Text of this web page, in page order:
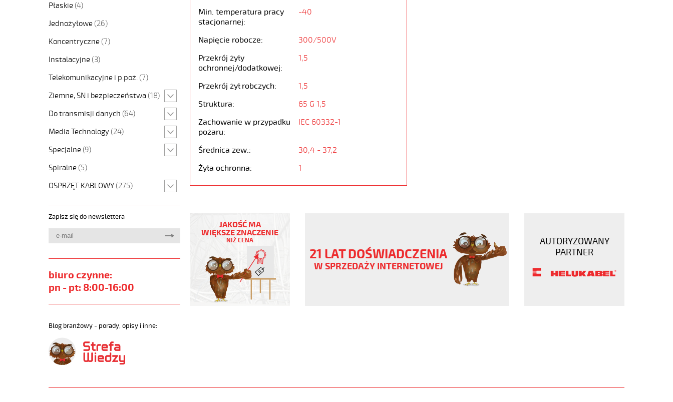
Płaskie (4)
Jednożyłowe (26)
Koncentryczne (7)
Instalacyjne (3)
Telekomunikacyjne i p.poż. (7)
Ziemne, SN i bezpieczeństwa (18)
Do transmisji danych (64)
Media Technology (24)
Specjalne (9)
Spiralne (5)
OSPRZĘT KABLOWY (275)
Zapisz się do newslettera
biuro czynne:
pn - pt: 8:00-16:00
Blog branżowy - porady, opisy i inne:
Min. temperatura pracy
stacjonarnej:
-40
Napięcie robocze:
300/500V
Przekrój żyły
ochronnej/dodatkowej:
1,5
Przekrój żył robczych:
1,5
Struktura:
65 G 1,5
Zachowanie w przypadku
pożaru:
IEC 60332-1
Średnica zew.:
30,4 - 37,2
Żyła ochronna:
1
65G1,5
Kabel
300/500V
(nyslyö-
olejoodporny
https://www.static.helukabel-
65g1-
JAKOŚĆ MA
WIĘKSZE ZNACZENIE
NIŻ CENA
21 LAT DOŚWIADCZENIA
W SPRZEDAŻY INTERNETOWEJ
AUTORYZOWANY
PARTNER